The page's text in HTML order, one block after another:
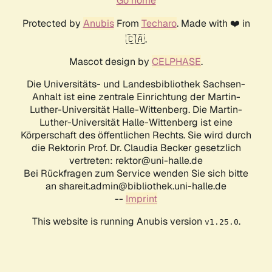
Protected by AnubisFrom Techaro. Made with ❤️ in
🇨🇦.
Mascot design by CELPHASE.
Die Universitäts- und Landesbibliothek Sachsen-
Anhalt ist eine zentrale Einrichtung der Martin-
Luther-Universität Halle-Wittenberg. Die Martin-
Luther-Universität Halle-Wittenberg ist eine
Körperschaft des öffentlichen Rechts. Sie wird durch
die Rektorin Prof. Dr. Claudia Becker gesetzlich
vertreten: rektor@uni-halle.de
Bei Rückfragen zum Service wenden Sie sich bitte
an shareit.admin@bibliothek.uni-halle.de
-- Imprint
This website is running Anubis version v1.25.0.